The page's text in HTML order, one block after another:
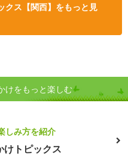
クス【関西】をもっと見
けをもっと楽しむ
しみ方を紹介
けトピックス